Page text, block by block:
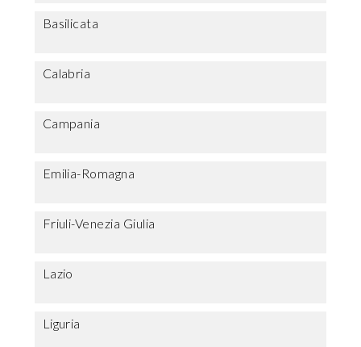
Basilicata
Calabria
Campania
Emilia-Romagna
Friuli-Venezia Giulia
Lazio
Liguria